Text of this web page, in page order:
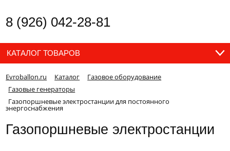
8 (926) 042-28-81
КАТАЛОГ ТОВАРОВ
Evroballon.ru Каталог
Газовое оборудование
Газовые генераторы
Газопоршневые электростанции для постоянного
энергоснабжения
Газопоршневые электростанции